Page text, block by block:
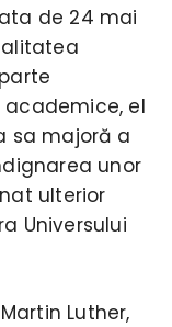
de 24 mai
el
sa majoră a
unor
ulterior
Universului
Luther,